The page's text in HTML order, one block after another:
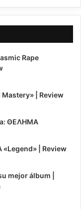
Rape
Mastery» | Review
ΘΕΛΗΜΑ
«Legend» | Review
mejor álbum |